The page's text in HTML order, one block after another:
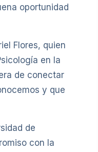
oportunidad
Flores, quien
en la
de conectar
y que
de
con la